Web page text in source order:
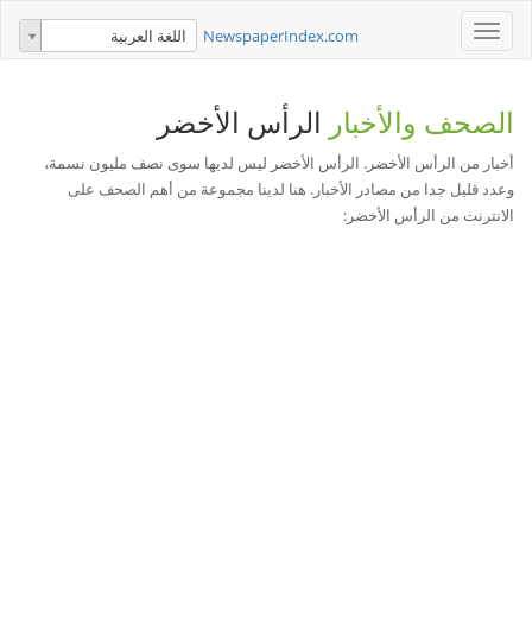
Toggle
navigation
NewspaperIndex.com اللغة العربية
الصحف والأخبار الرأس الأخضر
أخبار من الرأس الأخضر. الرأس الأخضر ليس لديها سوى نصف مليون نسمة،
وعدد قليل جدا من مصادر الأخبار. هنا لدينا مجموعة من أهم الصحف على
الانترنت من الرأس الأخضر: